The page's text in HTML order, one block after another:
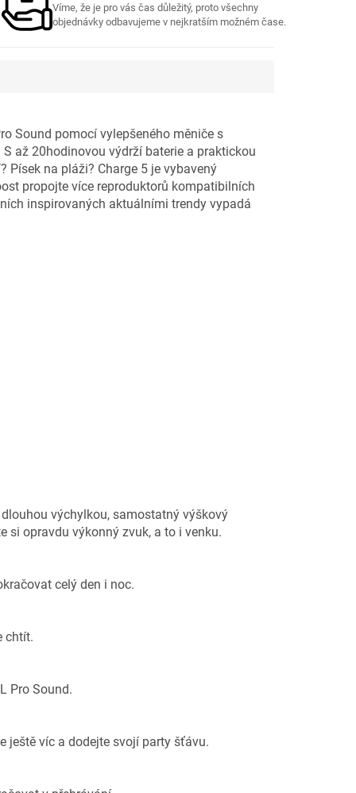
Víme, že je pro vás čas důležitý, proto všechny
objednávky odbavujeme v nejkratším možném čase.
Sound pomocí vylepšeného měniče s
až 20hodinovou výdrží baterie a praktickou
Písek na pláži? Charge 5 je vybavený
propojte více reproduktorů kompatibilních
inspirovaných aktuálními trendy vypadá
výchylkou, samostatný výškový
si opravdu výkonný zvuk, a to i venku.
celý den i noc.
chtít.
Pro Sound.
ještě víc a dodejte svojí party šťávu.